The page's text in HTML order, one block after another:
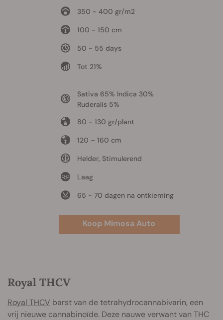
350 - 400 gr/m2
100 - 150 cm
50 - 55 days
Tot 21%
Sativa 65% Indica 30%
Ruderalis 5%
80 - 130 gr/plant
120 – 160 cm
Helder, Stimulerend
Laag
65 - 70 dagen na ontkieming
Koop Mimosa Auto
Royal THCV
Royal THCV barst van de tetrahydrocannabivarin, een
vrij nieuwe cannabinoïde. Deze nauwe verwant van THC